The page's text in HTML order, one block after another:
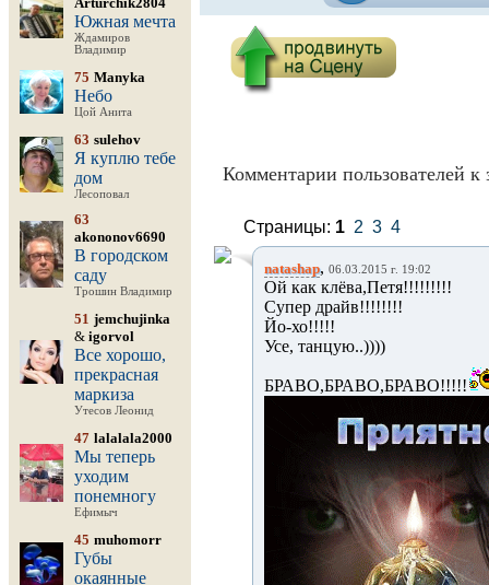
Южная мечта
Ждамиров
Владимир
75 Manyka
Небо
Цой Анита
63 sulehov
Я куплю тебе
дом
Лесоповал
63
akononov6690
В городском
саду
Трошин Владимир
51 jemchujinka
& igorvol
Все хорошо,
прекрасная
маркиза
Утесов Леонид
47 lalalala2000
Мы теперь
уходим
понемногу
Ефимыч
45 muhomorr
Губы
окаянные
Комментарии пользователей к
Страницы: 1 2 3 4
natashap, 06.03.2015 г. 19:02
Ой как клёва,Петя!!!!!!!!!
Супер драйв!!!!!!!!
Йо-хо!!!!!
Усе, танцую..))))
БРАВО,БРАВО,БРАВО!!!!!